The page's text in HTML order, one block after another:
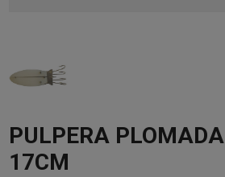
PULPERA PLOMADA
17CM